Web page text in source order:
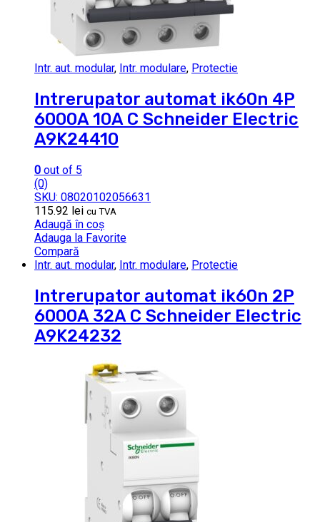
Intr. aut. modular, Intr. modulare, Protectie
Intrerupator automat ik60n 4P
6000A 10A C Schneider Electric
A9K24410
0 out of 5
(0)
SKU: 08020102056631
115.92 lei cu TVA
Adaugă în coș
Adauga la Favorite
Compară
Intr. aut. modular, Intr. modulare, Protectie
Intrerupator automat ik60n 2P
6000A 32A C Schneider Electric
A9K24232